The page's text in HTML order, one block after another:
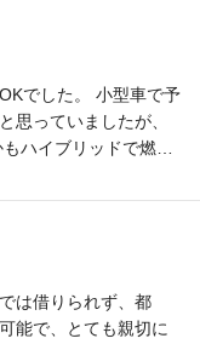
でした。 小型車で予
思っていましたが、
ハイブリッドで燃費
目に返却したのでそ
したいです。
は借りられず、都
能で、とても親切に